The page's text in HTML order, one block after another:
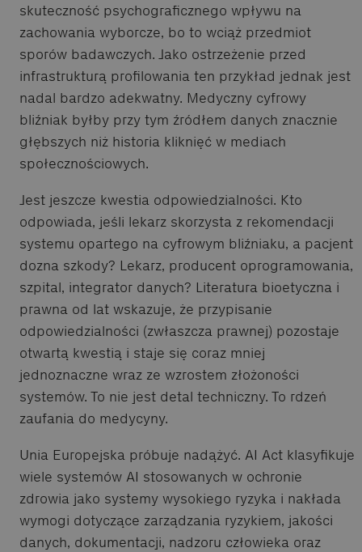
skuteczność psychograficznego wpływu na
zachowania wyborcze, bo to wciąż przedmiot
sporów badawczych. Jako ostrzeżenie przed
infrastrukturą profilowania ten przykład jednak jest
nadal bardzo adekwatny. Medyczny cyfrowy
bliźniak byłby przy tym źródłem danych znacznie
głębszych niż historia kliknięć w mediach
społecznościowych.
Jest jeszcze kwestia odpowiedzialności. Kto
odpowiada, jeśli lekarz skorzysta z rekomendacji
systemu opartego na cyfrowym bliźniaku, a pacjent
dozna szkody? Lekarz, producent oprogramowania,
szpital, integrator danych? Literatura bioetyczna i
prawna od lat wskazuje, że przypisanie
odpowiedzialności (zwłaszcza prawnej) pozostaje
otwartą kwestią i staje się coraz mniej
jednoznaczne wraz ze wzrostem złożoności
systemów. To nie jest detal techniczny. To rdzeń
zaufania do medycyny.
Unia Europejska próbuje nadążyć. AI Act klasyfikuje
wiele systemów AI stosowanych w ochronie
zdrowia jako systemy wysokiego ryzyka i nakłada
wymogi dotyczące zarządzania ryzykiem, jakości
danych, dokumentacji, nadzoru człowieka oraz